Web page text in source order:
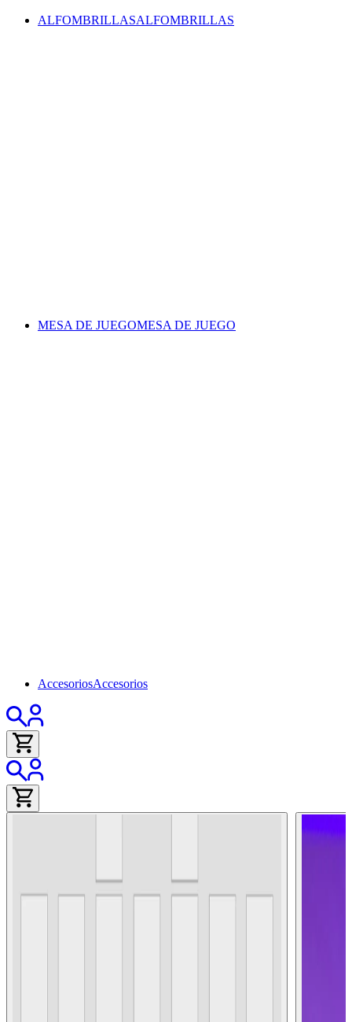
ALFOMBRILLASALFOMBRILLAS
MESA DE JUEGOMESA DE JUEGO
AccesoriosAccesorios